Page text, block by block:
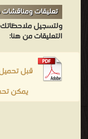
تعليقات
ولتسجيل
التعليقات من هنا:
قبل
يمكن